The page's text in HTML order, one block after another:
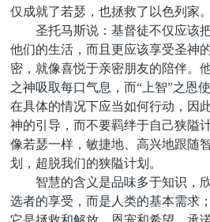
仅成就了若瑟，也拯救了以色列家。
圣托马斯说：基督徒不仅应该
他们的生活，而且更应该享受圣神
密，就像喜悦于亲密朋友的陪伴。
之神吸取每口气息，而“上智”之恩
在具体的情况下应当如何行动，因
神的引导，而不要羁绊于自己狭隘
像若瑟一样，敏捷地、高兴地跟随
划，超脱我们的狭隘计划。
智慧的含义是品味多于知识，
选者的享受，而是人类的基本需求